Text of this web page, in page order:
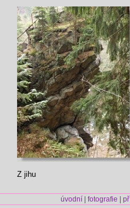
Z jihu
úvodní fotografie